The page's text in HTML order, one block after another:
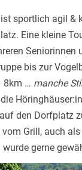
sportlich agil &
Eine kleine
bis zur
8km … manche
den Dorfplatz
Grill, auch
wurde gerne